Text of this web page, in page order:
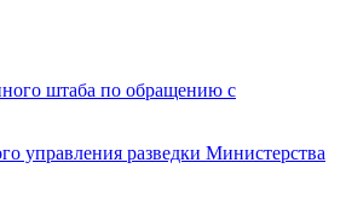
штаба по обращению с
управления разведки Министерства